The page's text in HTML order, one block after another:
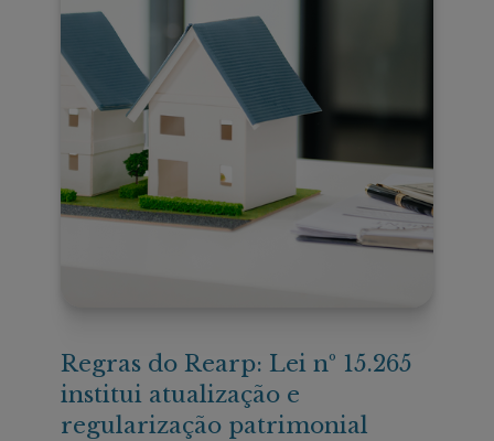
Regras do Rearp: Lei nº 15.265
institui atualização e
regularização patrimonial